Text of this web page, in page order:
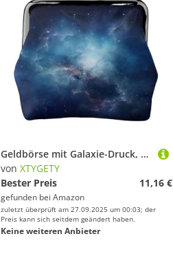
Geldbörse mit Galaxie-Druck, Münzgeldbörse, kleine Taschen mit Kussschloss, für Münzen, Karten, kleine Gegenstände
von XTYGETY
Bester Preis
11,16 €
gefunden bei Amazon
zuletzt überprüft am 27.09.2025 um 00:03; der
Preis kann sich seitdem geändert haben.
Keine weiteren Anbieter